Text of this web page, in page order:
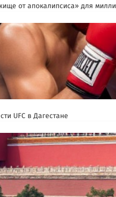
от апокалипсиса» для
UFC в Дагестане